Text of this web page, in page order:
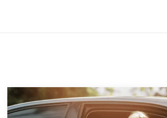
Holden